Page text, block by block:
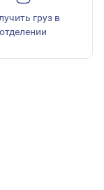
груз в
отделении